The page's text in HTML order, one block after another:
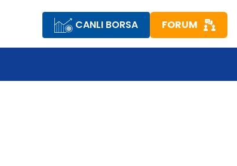
CANLI BORSA FORUM